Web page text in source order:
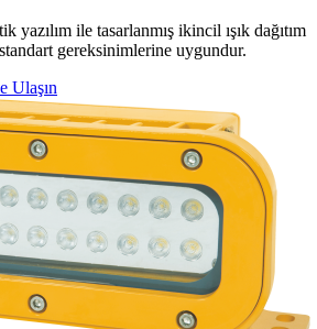
yazılım ile tasarlanmış ikincil ışık dağıtım
gereksinimlerine uygundur.
Ulaşın